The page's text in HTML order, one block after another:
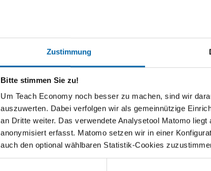
Zustimmung
Bitte stimmen Sie zu!
Um Teach Economy noch besser zu machen, sind wir
auszuwerten. Dabei verfolgen wir als gemeinnützige
an Dritte weiter. Das verwendete Analysetool Matomo
anonymisiert erfasst. Matomo setzen wir in einer
auch den optional wählbaren Statistik-Cookies